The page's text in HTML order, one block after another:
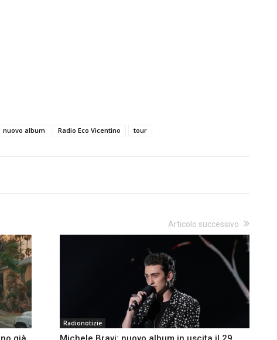
nuovo album Radio Eco Vicentino tour
Articolo successivo
Radionotizie